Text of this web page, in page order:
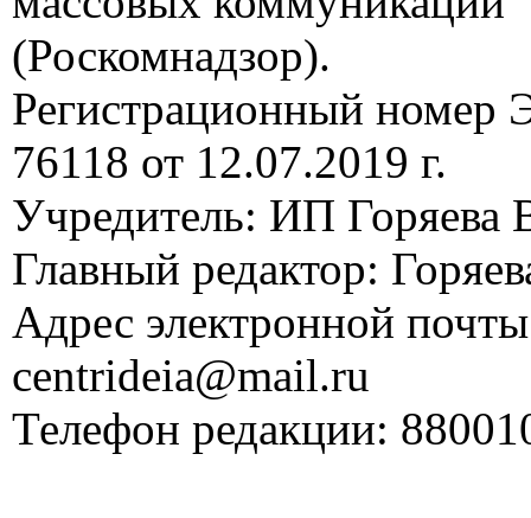
(Роскомнадзор).
Регистрационный
76118 от 12.07.2019 г.
Учредитель: ИП Горяева
Главный редактор:
Адрес электронной
centrideia@mail.ru
Телефон редакции: